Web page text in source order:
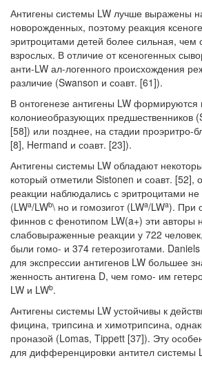
Антигены системы LW лучше выражены
новорожденных, поэ­тому реакция
эритроцитами детей более сильная, чем
взрослых. В отличие от ксеногенных
анти-LW ал-логенного происхождения
различие (Swanson и соавт. [61]).
В онтогенезе антигены LW формируются
колониеобразующих предшественников
[58]) или позднее, на стадии проэритро-
[8], Hermand и соавт. [23]).
Антигены системы LW обладают
который отме­тили Sistonen и соавт. [52],
реакции наблюдались с эритроцитами не
(LWa/LWb\ но и гомозигот (LWa/LWa). При
финнов с фенотипом LW(a+) эти авторы
слабовыраженные ре­акции у 722
были гомо- и 374 гетерозиготами.
для экспрессии антигенов LW большее
женность антигена D, чем гомо- им
LW и LWb.
Антигены системы LW устойчивы к
фицина, трипсина и химотрипсина,
проназой (Lomas, Tippett [37]). Эту
для дифференцировки антител системы